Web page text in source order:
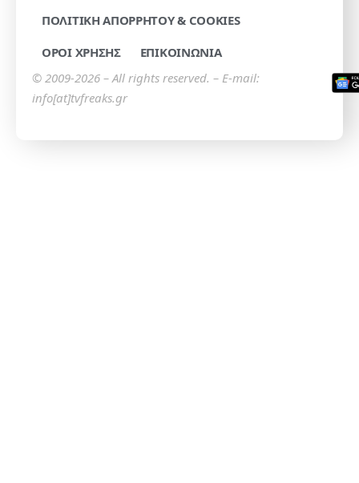
ΠΟΛΙΤΙΚΗ ΑΠΟΡΡΗΤΟΥ & COOKIES
ΟΡΟΙ ΧΡΗΣΗΣ
ΕΠΙΚΟΙΝΩΝΙΑ
© 2009-2026 – All rights reserved. – E-mail:
info[at]tvfreaks.gr